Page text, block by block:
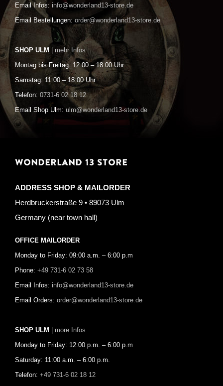
Email Infos: info@wonderland13-store.de
Email Bestellungen: order@wonderland13-store.de
SHOP ULM | mehr Infos
Montag bis Freitag: 12:00 – 18:00 Uhr
Samstag: 11:00 – 18:00 Uhr
Telefon: 0731-6 02 18 12
Email Shop Ulm: ulm@wonderland13-store.de
WONDERLAND 13 STORE
ADDRESS SHOP & MAILORDER
Herdbruckerstraße 9 • 89073 Ulm
Germany (near town hall)
OFFICE MAILORDER
Monday to Friday: 09:00 a.m. – 6:00 p.m
Phone: +49 731-6 02 73 58
Email Infos: info@wonderland13-store.de
Email Orders: order@wonderland13-store.de
SHOP ULM | more Infos
Monday to Friday: 12:00 p.m. – 6:00 p.m
Saturday: 11:00 a.m. – 6:00 p.m.
Telefon: +49 731-6 02 18 12